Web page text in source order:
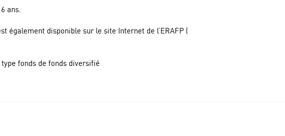
ans.
également disponible sur le site Internet de l’ERAFP (
fonds de fonds diversifié